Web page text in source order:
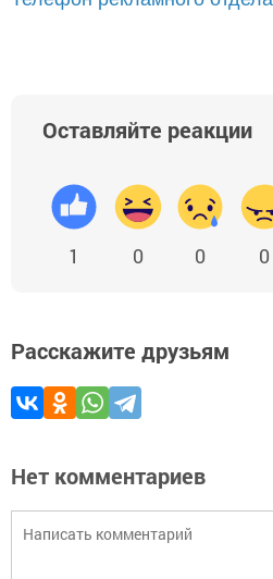
Оставляйте реакции
1 0 0 0
Расскажите друзьям
Нет комментариев